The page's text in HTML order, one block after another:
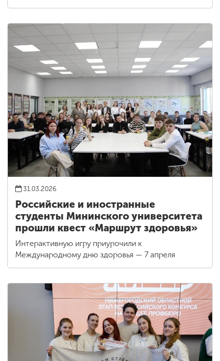
31.03.2026
Российские и иностранные
студенты Мининского университета
прошли квест «Маршрут здоровья»
Интерактивную игру приурочили к
Международному дню здоровья — 7 апреля